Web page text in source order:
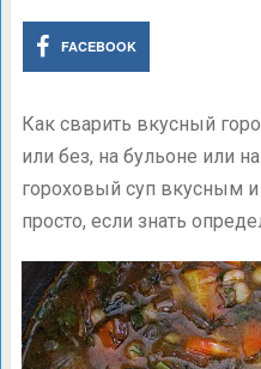
FACEBOOK
Как сварить вкусный
или без, на бульоне или
гороховый суп вкусным и
просто, если знать